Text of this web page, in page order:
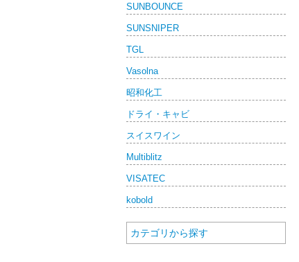
SUNBOUNCE
SUNSNIPER
TGL
Vasolna
昭和化工
ドライ・キャビ
スイスワイン
Multiblitz
VISATEC
kobold
カテゴリから探す